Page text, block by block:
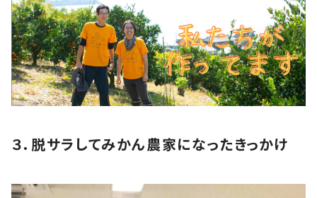
３．脱サラしてみかん農家になったきっかけ